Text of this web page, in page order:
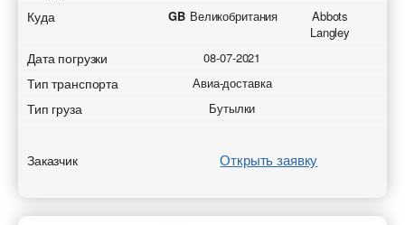
Куда GB Великобритания
Abbots
Langley
Дата погрузки 08-07-2021
Тип транспорта Авиа-доставка
Тип груза Бутылки
Заказчик Открыть заявку